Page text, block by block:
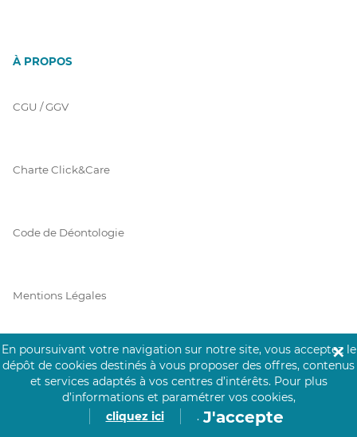
À PROPOS
CGU / GGV
Charte Click&Care
Code de Déontologie
Mentions Légales
Prérequis Click&Care
Protection des Données
En poursuivant votre navigation sur notre site, vous acceptez le
dépôt de cookies destinés à vous proposer des offres, contenus
et services adaptés à vos centres d’intérêts. Pour plus
d’informations et paramétrer vos cookies,
cliquez ici
. J'accepte
✕